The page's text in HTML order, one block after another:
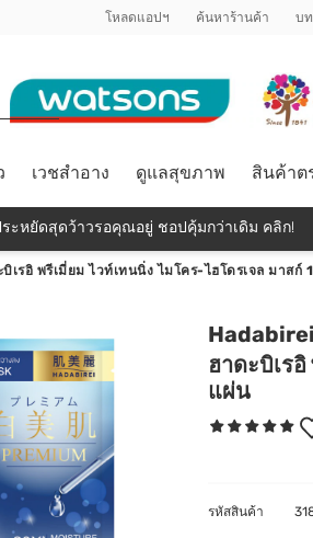
🎉 โหลดแอปฯ ค้นหาร้านค้า บ
เวชสำอาง ดูแลสุขภาพ สินค้าต
ะหยัดสุดว้าวรอคุณอยู่ ชอปคุ้มกว่าเดิม คลิก!
บิเรอิ พรีเมี่ยม ไวท์เทนนิ่ง ไมโคร-ไฮโดรเจล มาสก์
Hadabirei
ฮาดะบิเร
แผ่น
รหัสสินค้า